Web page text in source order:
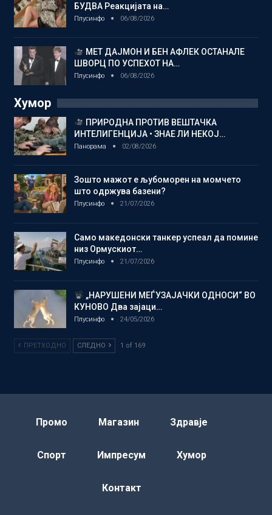
БУДВА Реакцијата на…
Плусинфо 06/08/2026
МЕТ ДАЈМОН И БЕН АФЛЕК ОСТАНАЛЕ
ШВОРЦ ПО УСПЕХОТ НА…
Плусинфо 06/08/2026
Хумор
ПРИРОДНА ПРОТИВ ВЕШТАЧКА
ИНТЕЛИГЕНЦИЈА • ЗНАЕ ЛИ НЕКОЈ…
Панорама 02/08/2026
Зошто мажот е љубоморен на момчето
што одржува базени?
Плусинфо 21/07/2026
Само македонски танкер успеал да помине
низ Ормускиот…
Плусинфо 21/07/2026
„НАРУШЕНИ МЕЃУЗАЈАЧКИ ОДНОСИ“ ВО
КУНОВО Два зајаци…
Плусинфо 24/05/2026
ПРЕТХОДНО СЛЕДНО 1 of 169
Промо Магазин Здравје
Спорт Импресум Хумор
Контакт